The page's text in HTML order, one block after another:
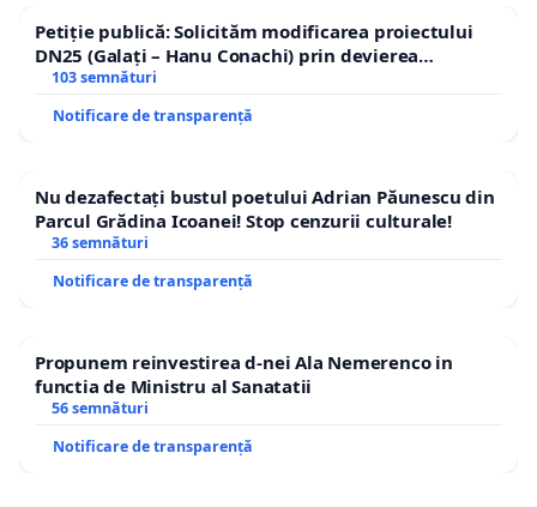
Petiție publică: Solicităm modificarea proiectului
DN25 (Galați – Hanu Conachi) prin devierea
traseului în afara localităților!
103 semnături
Notificare de transparență
Nu dezafectați bustul poetului Adrian Păunescu din
Parcul Grădina Icoanei! Stop cenzurii culturale!
36 semnături
Notificare de transparență
Propunem reinvestirea d-nei Ala Nemerenco in
functia de Ministru al Sanatatii
56 semnături
Notificare de transparență